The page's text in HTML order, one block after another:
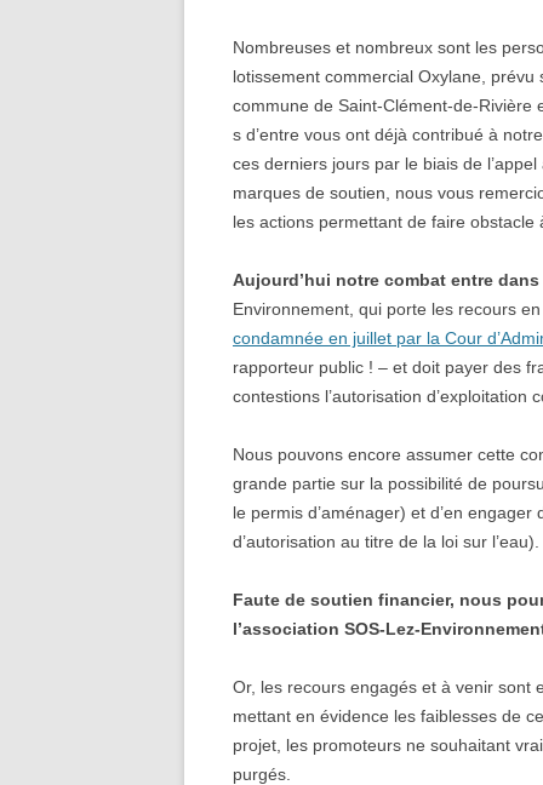
Nombreuses et nombreux sont les
lotissement commercial Oxylane,
commune de Saint-Clément-de-Rivière
s d’entre vous ont déjà contribué à
ces derniers jours par le biais de
marques de soutien, nous vous
les actions permettant de faire obstacle
Aujourd’hui notre combat entre
Environnement, qui porte les recours
condamnée en juillet par la Cour
rapporteur public ! – et doit payer des
contestions l’autorisation d’exploitation
Nous pouvons encore assumer cette
grande partie sur la possibilité de
le permis d’aménager) et d’en
d’autorisation au titre de la loi sur l’eau).
Faute de soutien financier, nous
l’association SOS-Lez-
Or, les recours engagés et à venir sont
mettant en évidence les faiblesses de
projet, les promoteurs ne souhaitant
purgés.